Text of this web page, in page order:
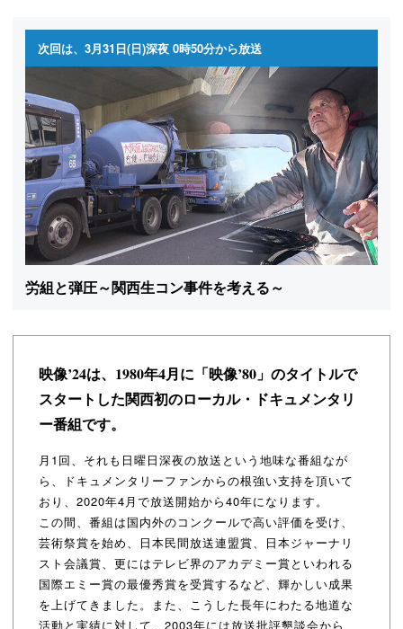
次回は、3月31日(日)深夜 0時50分から放送
労組と弾圧～関西生コン事件を考える～
映像’24は、1980年4月に「映像’80」のタイトルで
スタートした関西初のローカル・ドキュメンタリ
ー番組です。
月1回、それも日曜日深夜の放送という地味な番組なが
ら、ドキュメンタリーファンからの根強い支持を頂いて
おり、2020年4月で放送開始から40年になります。
この間、番組は国内外のコンクールで高い評価を受け、
芸術祭賞を始め、日本民間放送連盟賞、日本ジャーナリ
スト会議賞、更にはテレビ界のアカデミー賞といわれる
国際エミー賞の最優秀賞を受賞するなど、輝かしい成果
を上げてきました。また、こうした長年にわたる地道な
活動と実績に対して、2003年には放送批評懇談会から